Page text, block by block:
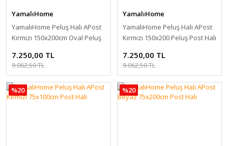
YamalıHome
YamalıHome Peluş Halı APost
Kırmızı 150x200cm Oval Peluş
7.250,00 TL
9.062,50 TL
YamalıHome
YamalıHome Peluş Halı APost
Kırmızı 150x200 Peluş Post Halı
7.250,00 TL
9.062,50 TL
%20 %20